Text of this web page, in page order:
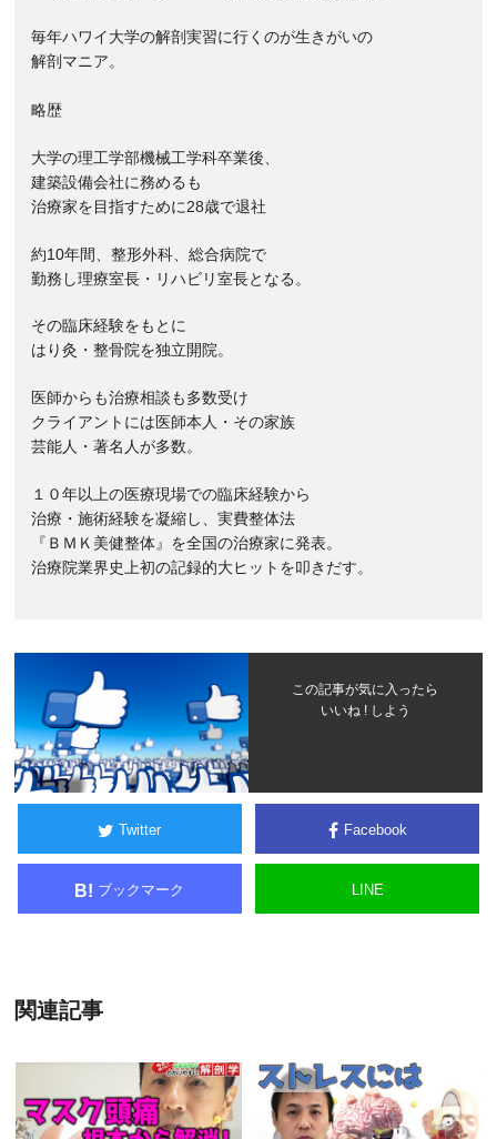
毎年ハワイ大学の解剖実習に行くのが生きがいの
解剖マニア。
略歴
大学の理工学部機械工学科卒業後、
建築設備会社に務めるも
治療家を目指すために28歳で退社
約10年間、整形外科、総合病院で
勤務し理療室長・リハビリ室長となる。
その臨床経験をもとに
はり灸・整骨院を独立開院。
医師からも治療相談も多数受け
クライアントには医師本人・その家族
芸能人・著名人が多数。
１０年以上の医療現場での臨床経験から
治療・施術経験を凝縮し、実費整体法
『ＢＭＫ美健整体』を全国の治療家に発表。
治療院業界史上初の記録的大ヒットを叩きだす。
この記事が気に入ったら
いいね ! しよう
Twitter Facebook
B! ブックマーク LINE
関連記事